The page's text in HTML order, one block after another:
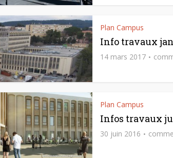
Plan Campus
Info travaux
14 mars 2017
Plan Campus
Infos travaux
30 juin 2016